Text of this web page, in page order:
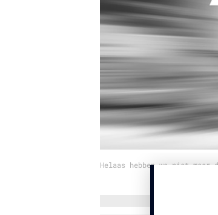
Helaas hebben we niet